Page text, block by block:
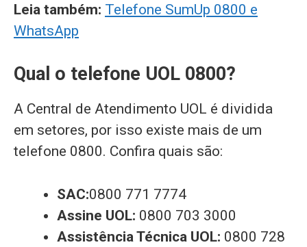
Leia também: Telefone SumUp 0800 e
WhatsApp
Qual o telefone UOL 0800?
A Central de Atendimento UOL é dividida
em setores, por isso existe mais de um
telefone 0800. Confira quais são:
SAC:0800 771 7774
Assine UOL: 0800 703 3000
Assistência Técnica UOL: 0800 728